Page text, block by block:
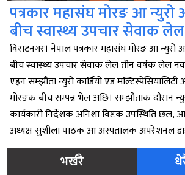
पत्रकार महासंघ मोरङ आ
बीच स्वास्थ्य उपचार सेवाक
विराटनगर। नेपाल पत्रकार महासंघ मोरङ आ न्युरो
बीच स्वास्थ्य उपचार सेवाक लेल तीन वर्षक लेल
एहन सम्झौता न्युरो कार्डियो एंड
मोरङक बीच सम्पन्न भेल अछि। सम्झौताक दौरान
कार्यकारी निर्देशक अनिशा विष्टक उपस्थिति
अध्यक्ष सुशीला पाठक आ अस्पतालक अपरेशनल
भर्खरै